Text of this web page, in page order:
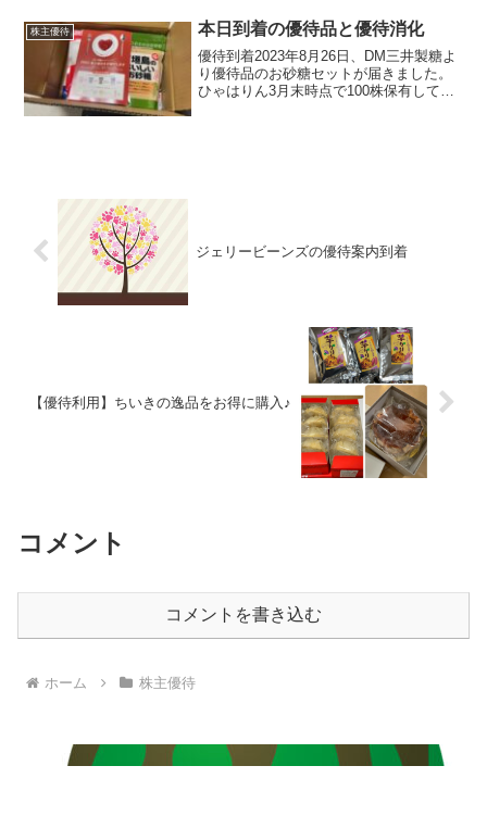
のはマロングラッセ、サク山チョコ次
郎、大人のクランチ（キリ...
株主優待 本日到着の優待品と優待消化
優待到着2023年8月26日、DM三井製糖よ
り優待品のお砂糖セットが届きました。
ひゃはりん3月末時点で100株保有してい
ジェリービーンズの優待案内到着
【優待利用】ちいきの逸品をお得に購入♪
コメント
コメントを書き込む
ホーム 株主優待